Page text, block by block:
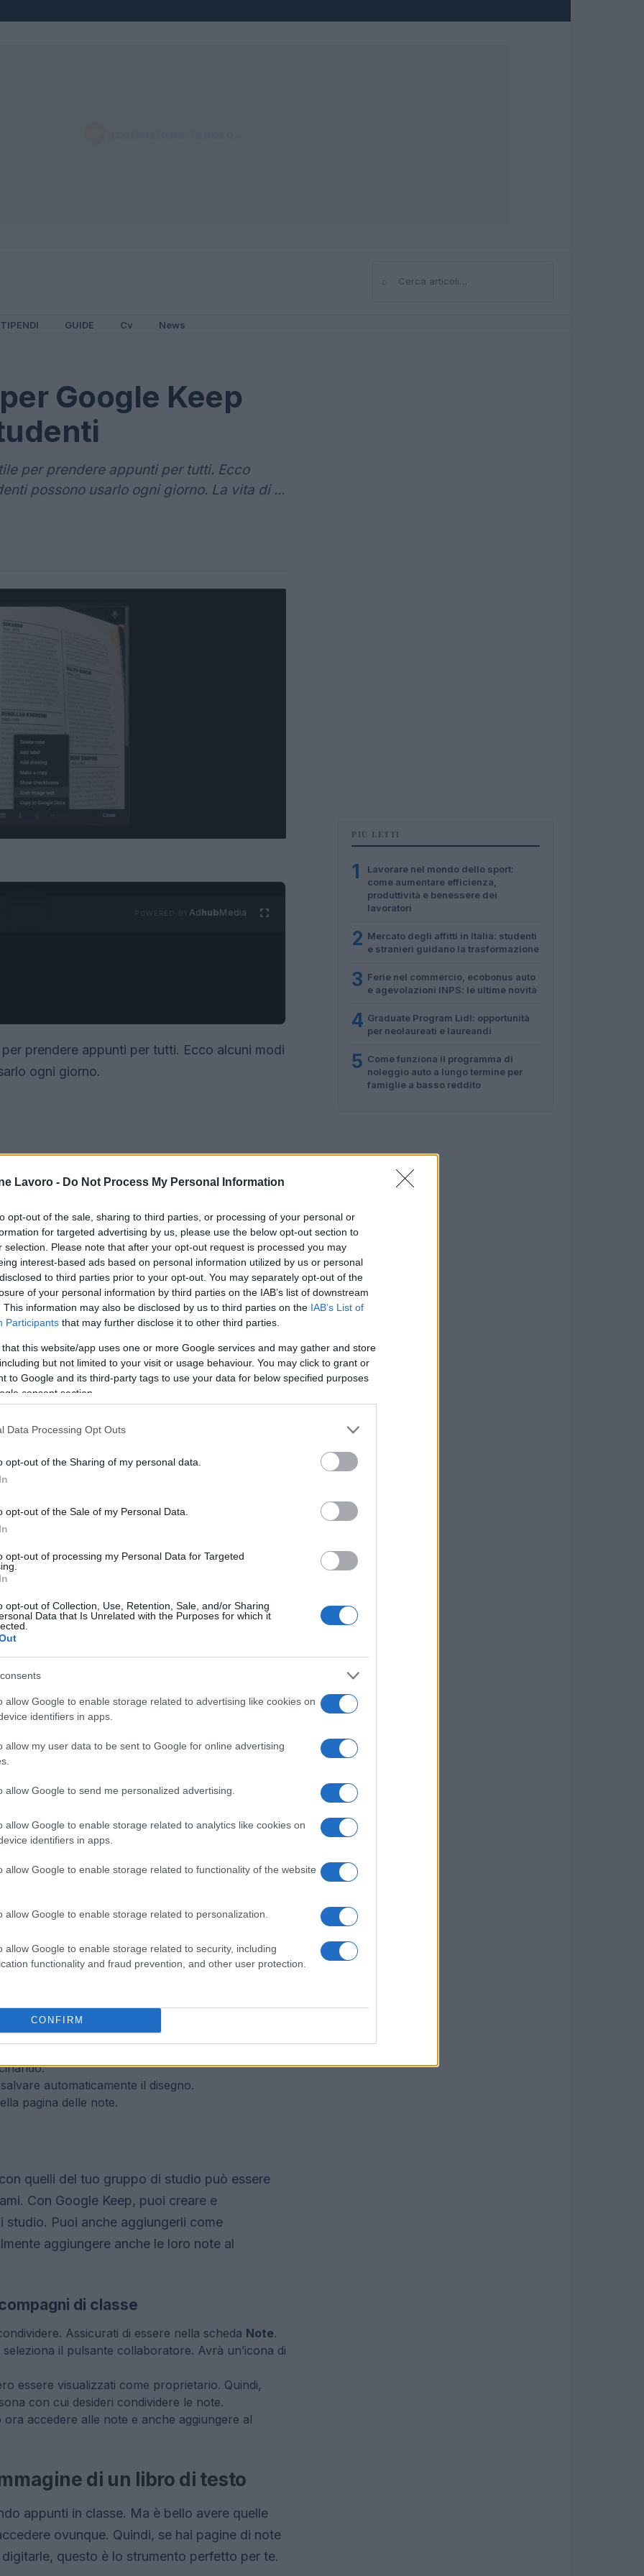
Lavoro - Do Not Process My Personal Information
opt-out of the sale, sharing to third parties, or processing of your personal or
for targeted advertising by us, please use the below opt-out section to
selection. Please note that after your opt-out request is processed you may
interest-based ads based on personal information utilized by us or personal
to third parties prior to your opt-out. You may separately opt-out of the
of your personal information by third parties on the IAB’s list of downstream
This information may also be disclosed by us to third parties on the IAB’s List of
Participants that may further disclose it to other third parties.
that this website/app uses one or more Google services and may gather and store
but not limited to your visit or usage behaviour. You may click to grant or
to Google and its third-party tags to use your data for below specified purposes
consent section.
Data Processing Opt Outs
opt-out of the Sharing of my personal data.
opt-out of the Sale of my Personal Data.
opt-out of processing my Personal Data for Targeted
opt-out of Collection, Use, Retention, Sale, and/or Sharing
Data that Is Unrelated with the Purposes for which it
allow Google to enable storage related to advertising like cookies on
identifiers in apps.
allow my user data to be sent to Google for online advertising
allow Google to send me personalized advertising.
allow Google to enable storage related to analytics like cookies on
identifiers in apps.
allow Google to enable storage related to functionality of the website
allow Google to enable storage related to personalization.
allow Google to enable storage related to security, including
functionality and fraud prevention, and other user protection.
CONFIRM
⌕Cerca
GUIDE Cv News
Google Keep
per prendere appunti per tutti. Ecco
possono usarlo ogni giorno. La vita di ...
AdhubMedia
prendere appunti per tutti. Ecco alcuni modi
ogni giorno.
impegnativa e spesso viene lasciata
La tecnologia si è fortunatamente
a rimanere organizzati in mezzo a tutto il
quanto puoi fare con esso.
rendere la vita di uno studente più
Eccone cinque e come puoi usarli.
nota
disegno per una nota.Questo può essere
complicata, disegnare un progetto o
da ricreare su una tastiera.
del browser e come app mobile per iOS e
dalla barra laterale sinistra.
automaticamente il disegno.
pagina delle note.
quelli del tuo gruppo di studio può essere
Con Google Keep, puoi creare e
studio. Puoi anche aggiungerli come
aggiungere anche le loro note al
di classe
Assicurati di essere nella scheda Note.
il pulsante collaboratore. Avrà un’icona di
essere visualizzati come proprietario. Quindi,
con cui desideri condividere le note.
accedere alle note e anche aggiungere al
di un libro di testo
appunti in classe. Ma è bello avere quelle
ovunque. Quindi, se hai pagine di note
questo è lo strumento perfetto per te.
PIÙ LETTI
1
Lavorare nel mondo dello sport:
come aumentare efficienza,
produttività e benessere dei
lavoratori
2 Mercato degli affitti in Italia: studenti
e stranieri guidano la trasformazione
3 Ferie nel commercio, ecobonus auto
e agevolazioni INPS: le ultime novità
4 Graduate Program Lidl: opportunità
per neolaureati e laureandi
5 Come funziona il programma di
noleggio auto a lungo termine per
famiglie a basso reddito